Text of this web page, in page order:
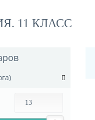
11 КЛАСС